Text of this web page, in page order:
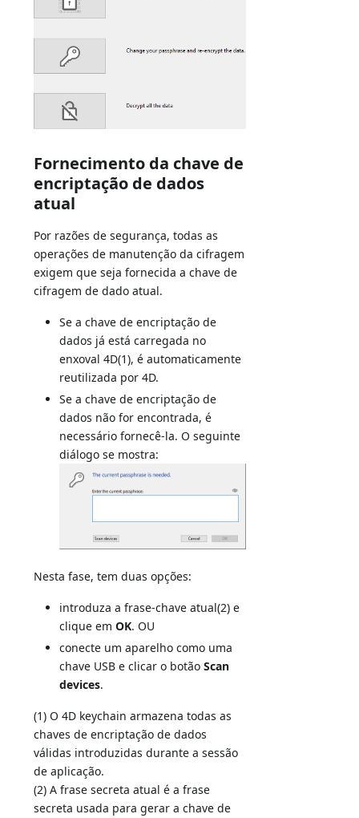
Fornecimento da chave de
encriptação de dados
atual
Por razões de segurança, todas as
operações de manutenção da cifragem
exigem que seja fornecida a chave de
cifragem de dado atual.
Se a chave de encriptação de
dados já está carregada no
enxoval 4D(1), é automaticamente
reutilizada por 4D.
Se a chave de encriptação de
dados não for encontrada, é
necessário fornecê-la. O seguinte
diálogo se mostra:
Nesta fase, tem duas opções:
introduza a frase-chave atual(2) e
clique emOK. OU
conecte um aparelho como uma
chave USB e clicar o botãoScan
devices.
(1) O 4D keychain armazena todas as
chaves de encriptação de dados
válidas introduzidas durante a sessão
de aplicação.
(2) A frase secreta atual é a frase
secreta usada para gerar a chave de